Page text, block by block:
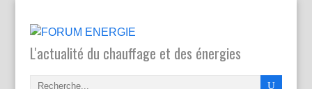
L'actualité du chauffage et des énergies